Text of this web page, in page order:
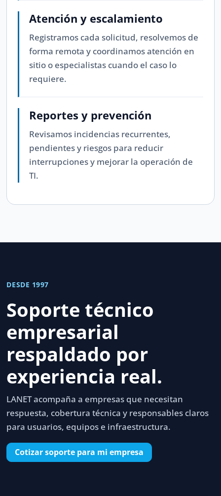
Atención y escalamiento
Registramos cada solicitud, resolvemos de
forma remota y coordinamos atención en
sitio o especialistas cuando el caso lo
requiere.
Reportes y prevención
Revisamos incidencias recurrentes,
pendientes y riesgos para reducir
interrupciones y mejorar la operación de
TI.
DESDE 1997
Soporte técnico
empresarial
respaldado por
experiencia real.
LANET acompaña a empresas que necesitan
respuesta, cobertura técnica y responsables claros
para usuarios, equipos e infraestructura.
Cotizar soporte para mi empresa